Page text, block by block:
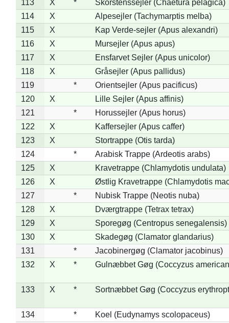
113 X *
Skorstenssejler (Chaetura pelagica)
114
X
Alpesejler (Tachymarptis melba)
115
X
Kap Verde-sejler (Apus alexandri)
116
X
Mursejler (Apus apus)
117
X
Ensfarvet Sejler (Apus unicolor)
118
X
Gråsejler (Apus pallidus)
119
*
Orientsejler (Apus pacificus)
120
X
Lille Sejler (Apus affinis)
121
*
Horussejler (Apus horus)
122
X
Kaffersejler (Apus caffer)
123
X
Stortrappe (Otis tarda)
124
*
Arabisk Trappe (Ardeotis arabs)
125
X
Kravetrappe (Chlamydotis undulata)
126
X
Østlig Kravetrappe (Chlamydotis
127
*
Nubisk Trappe (Neotis nuba)
128
X
Dværgtrappe (Tetrax tetrax)
129
X
Sporegøg (Centropus senegalensis)
130
X
Skadegøg (Clamator glandarius)
131
*
Jacobinergøg (Clamator jacobinus)
132
X * Gulnæbbet Gøg (Coccyzus
133 X * Sortnæbbet Gøg (Coccyzus
134 *
Koel (Eudynamys scolopaceus)